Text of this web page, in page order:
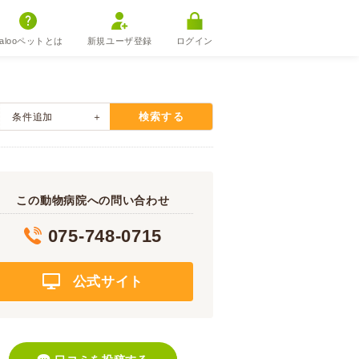
ペットとは 新規ユーザ登録 ログイン
条件追加 検索する
この動物病院への問い合わせ
075-748-0715
公式サイト